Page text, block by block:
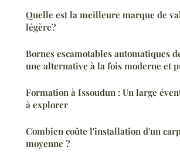
Quelle est la meilleure marque de
légère?
Bornes escamotables automatiques
une alternative à la fois moderne et
Formation à Issoudun : Un large
à explorer
Combien coûte l'installation d'un
moyenne ?